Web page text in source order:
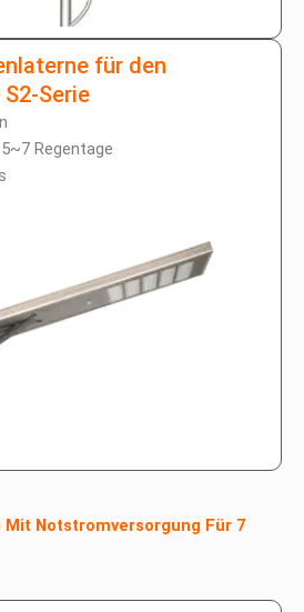
für den
Serie
Regentage
Notstromversorgung Für 7